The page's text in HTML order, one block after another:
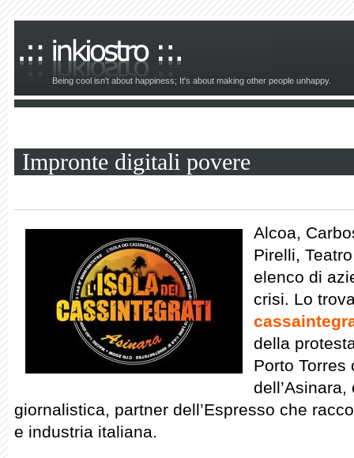
Being cool isn't about happiness; It's about making other people unhappy.
Impronte digitali povere
Alcoa,
Pirelli,
elenco di
crisi. Lo
della
Porto Torres
giornalistica, partner dell’Espresso che
e industria italiana.